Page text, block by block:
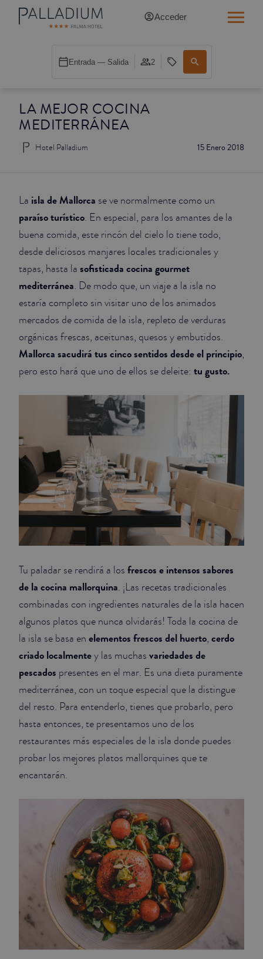
LA MEJOR COCINA
MEDITERRÁNEA
15 Enero 2018
Hotel Palladium
La isla de Mallorca se ve normalmente como un
paraíso turístico. En especial, para los amantes de la
buena comida, este rincón del cielo lo tiene todo,
desde deliciosos manjares locales tradicionales y
tapas, hasta la sofisticada cocina gourmet
mediterránea. De modo que, un viaje a la isla no
estaría completo sin visitar uno de los animados
mercados de comida de la isla, repleto de verduras
orgánicas frescas, aceitunas, quesos y embutidos.
Mallorca sacudirá tus cinco sentidos desde el principio,
pero esto hará que uno de ellos se deleite: tu gusto.
Tu paladar se rendirá a los frescos e intensos sabores
de la cocina mallorquina. ¡Las recetas tradicionales
combinadas con ingredientes naturales de la isla hacen
algunos platos que nunca olvidarás! Toda la cocina de
la isla se basa en elementos frescos del huerto, cerdo
criado localmentey las muchas variedades de
pescados presentes en el mar. Es una dieta puramente
mediterránea, con un toque especial que la distingue
del resto. Para entenderlo, tienes que probarlo, pero
hasta entonces, te presentamos uno de los
restaurantes más especiales de la isla donde puedes
probar los mejores platos mallorquines que te
encantarán.
Acceder
Entrada — Salida 2
INDIVIDUAL BALCÓN CATEDRAL
DOBLE WHITE
DOBLE INN CATEDRAL
SUPERIOR
JUNIOR SUITES